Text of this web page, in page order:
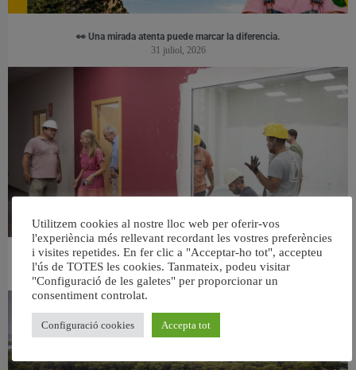
👀 Una mirada atenta puede marcar la diferencia.
31 juliol, 2026
València ultima el nou centre per a persones majors del barri de Sant Antoni
6 agost, 2026
Utilitzem cookies al nostre lloc web per oferir-vos
l'experiència més rellevant recordant les vostres preferències
i visites repetides. En fer clic a "Acceptar-ho tot", accepteu
l'ús de TOTES les cookies. Tanmateix, podeu visitar
"Configuració de les galetes" per proporcionar un
consentiment controlat.
Configuració cookies Accepta tot